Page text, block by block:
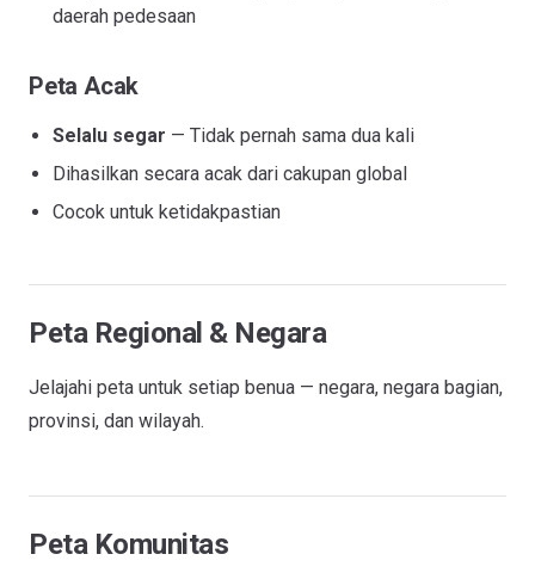
daerah pedesaan
Peta Acak
Selalu segar — Tidak pernah sama dua kali
Dihasilkan secara acak dari cakupan global
Cocok untuk ketidakpastian
Peta Regional & Negara
Jelajahi peta untuk setiap benua — negara, negara bagian,
provinsi, dan wilayah.
Peta Komunitas